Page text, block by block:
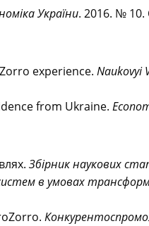
України. 2016. № 10.
experience. Naukovyi
from Ukraine.
Збірник наукових
в умовах